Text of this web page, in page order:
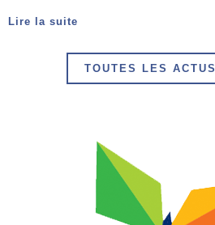
Lire la suite
TOUTES LES